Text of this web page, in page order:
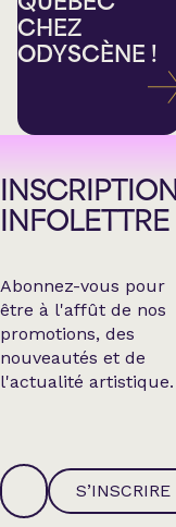
CHEZ
ODYSCÈNE !
INSCRIPTION
INFOLETTRE
Abonnez-vous pour
être à l'affût de nos
promotions, des
nouveautés et de
l'actualité artistique.
S’INSCRIRE